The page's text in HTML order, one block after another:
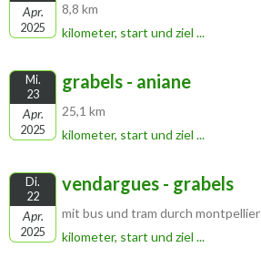
Apr.
2025
8,8 km
kilometer, start und ziel ...
Mi.
23
Apr.
2025
grabels - aniane
25,1 km
kilometer, start und ziel ...
Di.
22
Apr.
2025
vendargues - grabels
mit bus und tram durch montpellier
kilometer, start und ziel ...